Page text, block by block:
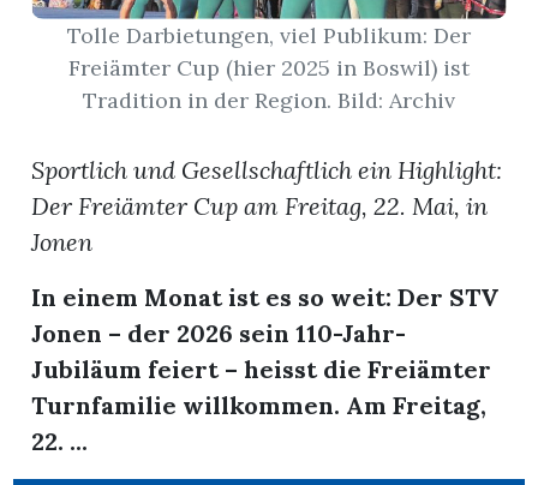
Tolle Darbietungen, viel Publikum: Der
Freiämter Cup (hier 2025 in Boswil) ist
Tradition in der Region. Bild: Archiv
Sportlich und Gesellschaftlich ein Highlight:
Der Freiämter Cup am Freitag, 22. Mai, in
Jonen
In einem Monat ist es so weit: Der STV
Jonen – der 2026 sein 110-Jahr-
Jubiläum feiert – heisst die Freiämter
Turnfamilie willkommen. Am Freitag,
22. ...